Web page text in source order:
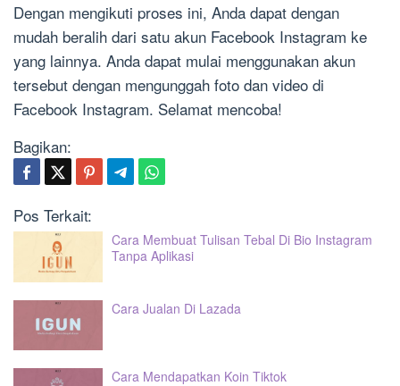
Dengan mengikuti proses ini, Anda dapat dengan
mudah beralih dari satu akun Facebook Instagram ke
yang lainnya. Anda dapat mulai menggunakan akun
tersebut dengan mengunggah foto dan video di
Facebook Instagram. Selamat mencoba!
Bagikan:
Pos Terkait:
Cara Membuat Tulisan Tebal Di Bio Instagram
Tanpa Aplikasi
Cara Jualan Di Lazada
Cara Mendapatkan Koin Tiktok